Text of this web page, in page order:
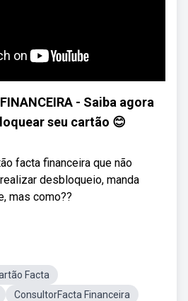
- Saiba agora
seu cartão 😊
facta financeira que não
desbloqueio, manda
mas como??
Facta
ConsultorFacta Financeira